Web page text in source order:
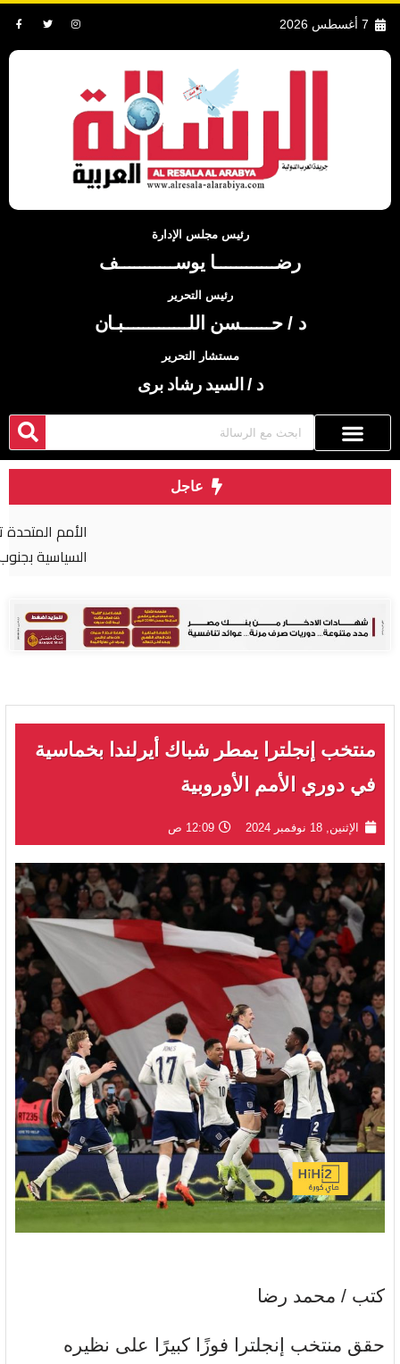
7 أغسطس 2026
رئيس مجلس الإدارة
رضــــــــــــا يوســـــــــــف
رئيس التحرير
د / حــــــسن اللـــــــــــــبـان
مستشار التحرير
د / السيد رشاد برى
عاجل
منتخب إنجلترا يمطر شباك أيرلندا بخماسية
في دوري الأمم الأوروبية
الإثنين, 18 نوفمبر 2024 12:09 ص
كتب / محمد رضا
حقق منتخب إنجلترا فوزًا كبيرًا على نظيره